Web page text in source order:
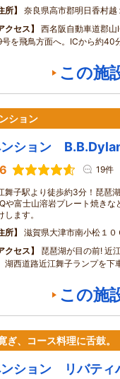
所
奈良県高市郡明日香村越
クセス
西名阪自動車道郡
号を飛鳥方面へ。ICから約40
この施
ション
ション
19件
舞子駅より徒歩約3分！琵琶
や富士山溶岩プレート焼き
します。
所
滋賀県大津市南小松１０
クセス
琵琶湖が目の前! 近
湖西道路近江舞子ランプを下
この施
、コース料理に舌鼓。
ション リバティ